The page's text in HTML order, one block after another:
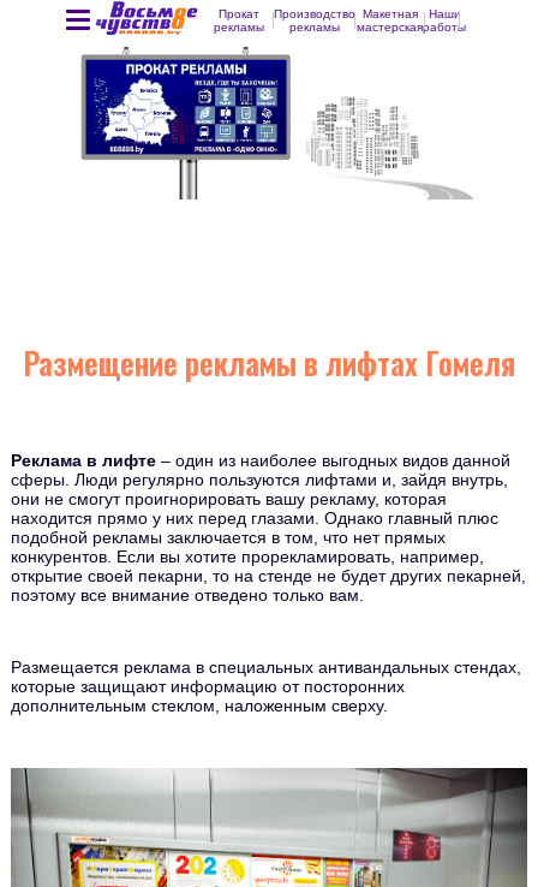
Прокат
рекламы
Производство
рекламы
Макетная
мастерская
Наши
работы
Размещение рекламы в лифтах Гомеля
Реклама в лифте– один из наиболее выгодных видов данной
сферы. Люди регулярно пользуются лифтами и, зайдя внутрь,
они не смогут проигнорировать вашу рекламу, которая
находится прямо у них перед глазами. Однако главный плюс
подобной рекламы заключается в том, что нет прямых
конкурентов. Если вы хотите прорекламировать, например,
открытие своей пекарни, то на стенде не будет других пекарней,
поэтому все внимание отведено только вам.
Размещается реклама в специальных антивандальных стендах,
которые защищают информацию от посторонних
дополнительным стеклом, наложенным сверху.